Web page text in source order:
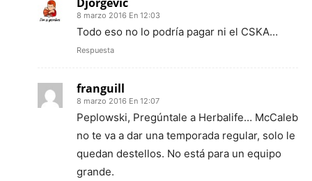
8 marzo 2016 En 12:03
Todo eso no lo podría pagar ni el CSKA…
Respuesta
franguill
8 marzo 2016 En 12:07
Peplowski, Pregúntale a Herbalife… McCaleb
no te va a dar una temporada regular, solo le
quedan destellos. No está para un equipo
grande.